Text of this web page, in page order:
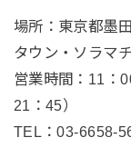
場所：東京都墨
タウン・ソラマ
営業時間：11：
21：45）
TEL：03-6658-